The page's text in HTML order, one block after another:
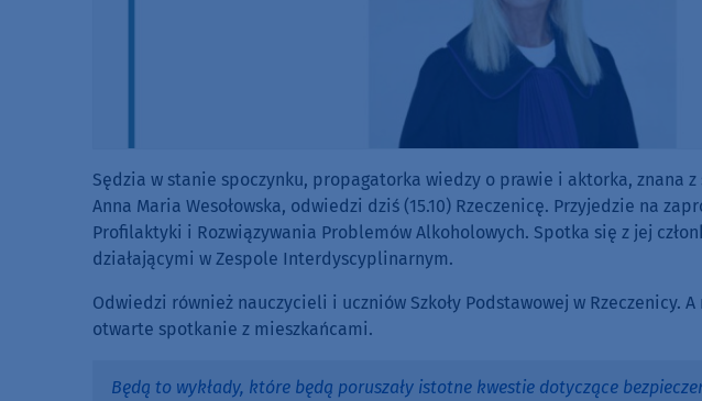
Sędzia w stanie spoczynku, propagatorka wiedzy o prawie i aktorka, znana
Anna Maria Wesołowska, odwiedzi dziś (15.10) Rzeczenicę. Przyjedzie na
Profilaktyki i Rozwiązywania Problemów Alkoholowych. Spotka się z jej
działającymi w Zespole Interdyscyplinarnym.
Odwiedzi również nauczycieli i uczniów Szkoły Podstawowej w Rzeczenicy.
otwarte spotkanie z mieszkańcami.
Będą to wykłady, które będą poruszały istotne kwestie dotyczące